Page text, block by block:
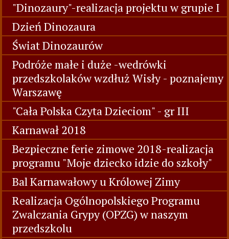
"Dinozaury"-realizacja projektu w grupie I
Dzień Dinozaura
Świat Dinozaurów
Podróże małe i duże -wedrówki
przedszkolaków wzdłuż Wisły - poznajemy
Warszawę
"Cała Polska Czyta Dzieciom" - gr III
Karnawał 2018
Bezpieczne ferie zimowe 2018-realizacja
programu "Moje dziecko idzie do szkoły"
Bal Karnawałowy u Królowej Zimy
Realizacja Ogólnopolskiego Programu
Zwalczania Grypy (OPZG) w naszym
przedszkolu